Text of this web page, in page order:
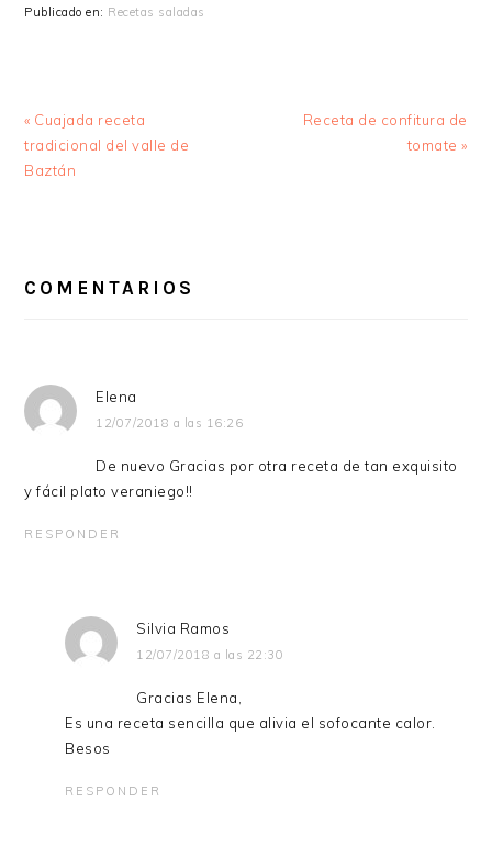
Publicado en: Recetas saladas
Entrada
anterior:
« Cuajada receta
tradicional del valle de
Baztán
Siguiente
Receta de confitura de
tomate »
CON
COMENTARIOS
Elena
12/07/2018 a las 16:26
De nuevo Gracias por otra receta de tan exquisito
y fácil plato veraniego!!
RESPONDER
Silvia Ramos
12/07/2018 a las 22:30
Gracias Elena,
Es una receta sencilla que alivia el sofocante calor.
Besos
RESPONDER